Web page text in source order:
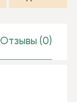
Отзывы (0)